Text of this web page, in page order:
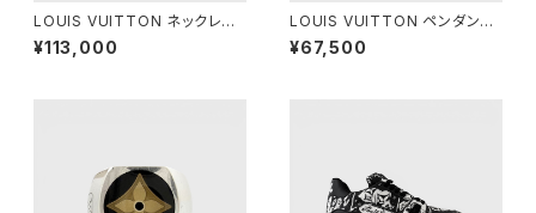
LOUIS VUITTON ネックレス
LV スパイク シルバー
¥113,000
LOUIS VUITTON ペンダント
LV セーラー シルバー
¥67,500